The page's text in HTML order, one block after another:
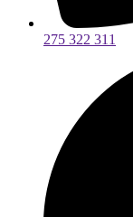
275 322 311